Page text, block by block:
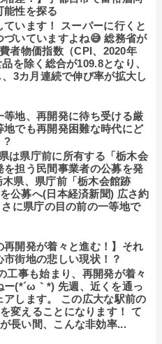
能性を探る
ています！ スーパーに行くと
づいていますよね😅 総務省が
者物価指数（CPI、2020年
を除く総合が109.8となり、
3カ月連続で伸び率が拡大し
等地、再開発に待ち受ける厳
地でも再開発困難な時代にど
?
は県庁前に所有する「栃木会
を担う民間事業者の公募を発
県、県庁前「栃木会館跡
公募へ(日本経済新聞) 広さ約
に県庁の目の前の一等地で
再開発が着々と進む！】それ
市街地の悲しい現状！？
工事も始まり、再開発が着々
ー(*´ω｀*) 先週、近くを通っ
アします。 この広大な駅前の
変えることになります！ て
長い間、こんな非効率...